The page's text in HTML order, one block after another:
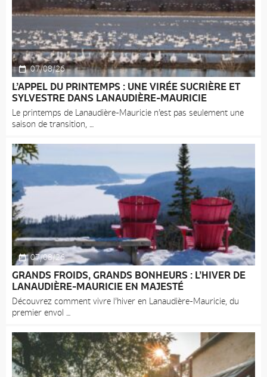
07/08/26
L’APPEL DU PRINTEMPS : UNE VIRÉE SUCRIÈRE ET
SYLVESTRE DANS LANAUDIÈRE-MAURICIE
Le printemps de Lanaudière-Mauricie n’est pas seulement une
saison de transition,
07/08/26
GRANDS FROIDS, GRANDS BONHEURS : L’HIVER DE
LANAUDIÈRE-MAURICIE EN MAJESTÉ
Découvrez comment vivre l’hiver en Lanaudière-Mauricie, du
premier envol